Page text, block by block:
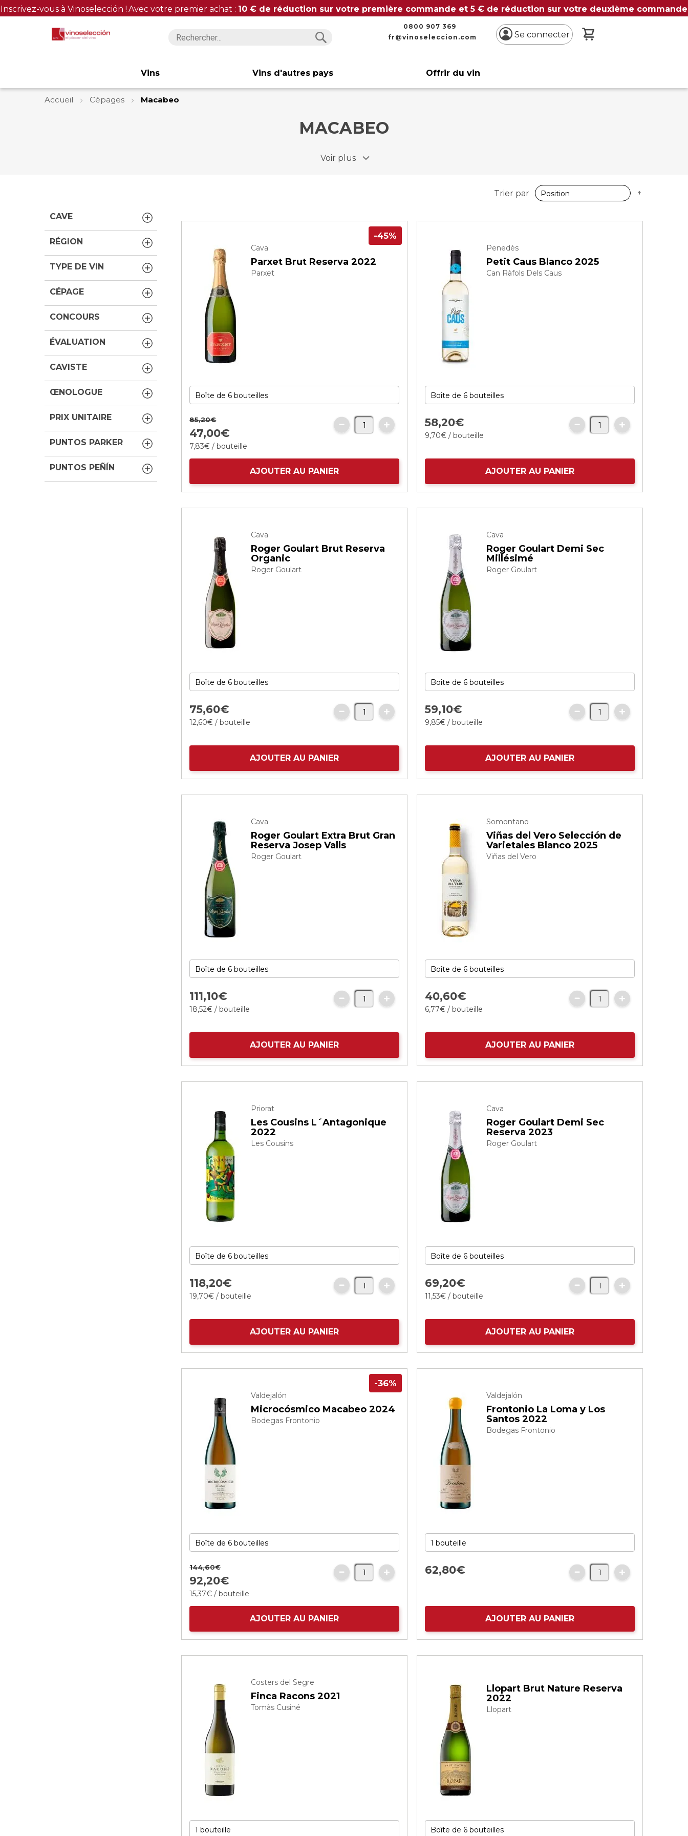
Inscrivez-vous à Vinoselección ! Avec votre premier achat : 10 € de réduction sur votre première commande et 5 € de réduction sur votre deuxième commande
0800 907 369
fr@vinoseleccion.com
Se connecter
Vins Vins d'autres pays Offrir du vin
Accueil Cépages Macabeo
MACABEO
Voir plus
Trier par
Cava
Parxet Brut Reserva 2022
Parxet
-45%
85,20€
47,00€
7,83€ / bouteille
AJOUTER AU PANIER
Penedès
Petit Caus Blanco 2025
Can Ràfols Dels Caus
58,20€
9,70€ / bouteille
AJOUTER AU PANIER
Cava
Roger Goulart Brut Reserva
Organic
Roger Goulart
75,60€
12,60€ / bouteille
AJOUTER AU PANIER
Cava
Roger Goulart Demi Sec
Millésimé
Roger Goulart
59,10€
9,85€ / bouteille
AJOUTER AU PANIER
Cava
Roger Goulart Extra Brut Gran
Reserva Josep Valls
Roger Goulart
111,10€
18,52€ / bouteille
AJOUTER AU PANIER
Somontano
Viñas del Vero Selección de
Varietales Blanco 2025
Viñas del Vero
40,60€
6,77€ / bouteille
AJOUTER AU PANIER
Priorat
Les Cousins L´Antagonique
2022
Les Cousins
118,20€
19,70€ / bouteille
AJOUTER AU PANIER
Cava
Roger Goulart Demi Sec
Reserva 2023
Roger Goulart
69,20€
11,53€ / bouteille
AJOUTER AU PANIER
Valdejalón
Microcósmico Macabeo 2024
Bodegas Frontonio
-36%
144,60€
92,20€
15,37€ / bouteille
AJOUTER AU PANIER
Valdejalón
Frontonio La Loma y Los
Santos 2022
Bodegas Frontonio
62,80€
AJOUTER AU PANIER
Costers del Segre
Finca Racons 2021
Tomàs Cusiné
Llopart Brut Nature Reserva
2022
Llopart
CAVE
RÉGION
TYPE DE VIN
CÉPAGE
CONCOURS
ÉVALUATION
CAVISTE
ŒNOLOGUE
PRIX UNITAIRE
PUNTOS PARKER
PUNTOS PEÑÍN